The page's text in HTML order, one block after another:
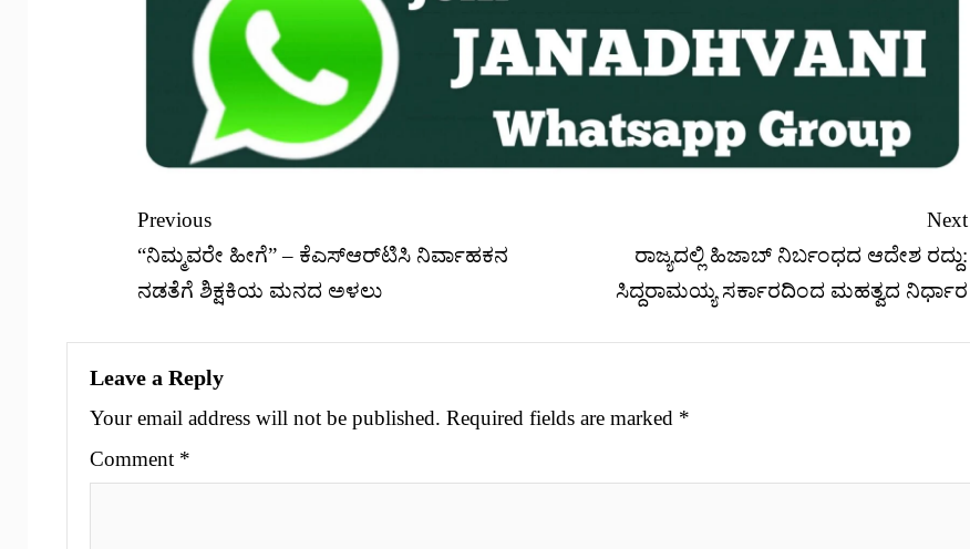
Previous
“ನಿಮ್ಮವರೇ ಹೀಗೆ” – ಕೆಎಸ್ಆರ್‌ಟಿಸಿ ನಿರ್ವಾಹಕನ
ನಡತೆಗೆ ಶಿಕ್ಷಕಿಯ ಮನದ ಅಳಲು
Next
ರಾಜ್ಯದಲ್ಲಿ ಹಿಜಾಬ್ ನಿರ್ಬಂಧದ ಆದೇಶ ರದ್ದು:
ಸಿದ್ದರಾಮಯ್ಯ ಸರ್ಕಾರದಿಂದ ಮಹತ್ವದ ನಿರ್ಧಾರ
Leave a Reply
Your email address will not be published. Required fields are marked *
Comment *